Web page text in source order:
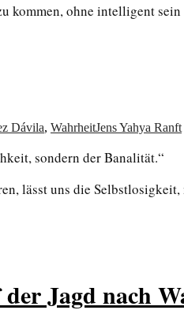
kommen, ohne intelligent sein
Dávila, WahrheitJens Yahya Ranft
sondern der Banalität.“
lässt uns die
Jagd nach